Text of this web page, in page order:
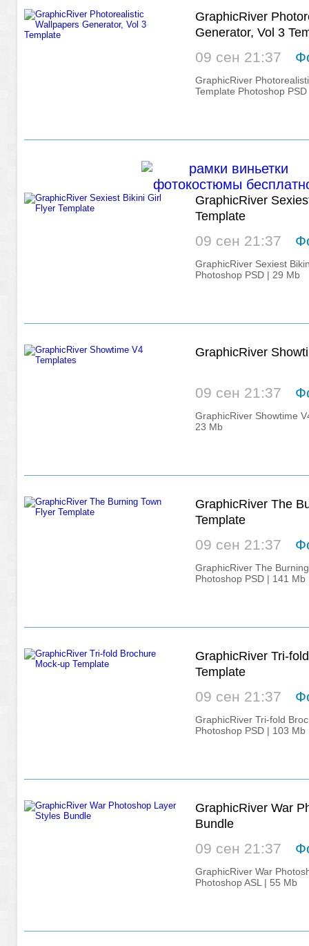
GraphicRiver
Generator, Vol 3
09 сен 21:37
GraphicRiver
Template Photoshop
GraphicRiver
Template
09 сен 21:37
GraphicRiver Sexiest
Photoshop PSD | 29 Mb
GraphicRiver
09 сен 21:37
GraphicRiver Showtime
23 Mb
GraphicRiver The
Template
09 сен 21:37
GraphicRiver The
Photoshop PSD | 141 Mb
GraphicRiver Tri-
Template
09 сен 21:37
GraphicRiver Tri-fold
Photoshop PSD | 103 Mb
GraphicRiver War
Bundle
09 сен 21:37
GraphicRiver War
Photoshop ASL | 55 Mb